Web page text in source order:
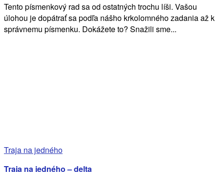
Tento písmenkový rad sa od ostatných trochu líši. Vašou
úlohou je dopátrať sa podľa nášho krkolomného zadania až k
správnemu písmenku. Dokážete to? Snažili sme...
Traja na jedného
Traja na jedného – delta